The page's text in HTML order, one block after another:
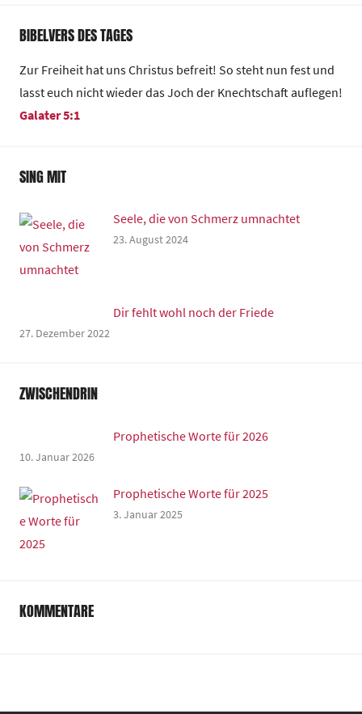
BIBELVERS DES TAGES
Zur Freiheit hat uns Christus befreit! So steht nun fest und
lasst euch nicht wieder das Joch der Knechtschaft auflegen!
Galater 5:1
SING MIT
Seele, die von Schmerz umnachtet
23. August 2024
Dir fehlt wohl noch der Friede
27. Dezember 2022
ZWISCHENDRIN
Prophetische Worte für 2026
10. Januar 2026
Prophetische Worte für 2025
3. Januar 2025
KOMMENTARE